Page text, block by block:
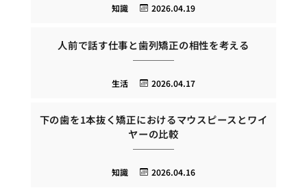
2026.04.19
知識
人前で話す仕事と歯列矯正の相性を考える
2026.04.17
生活
下の歯を1本抜く矯正におけるマウスピースとワイ
ヤーの比較
2026.04.16
知識